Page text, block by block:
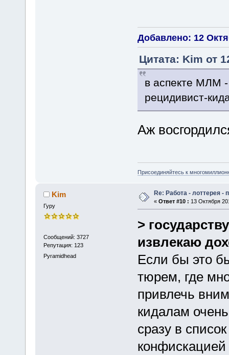
Добавлено: 12
Цитата: Kim от
в аспекте МЛМ -
рецидивист-
Аж
Присоединяйтесь к
Kim
Гуру
Сообщений: 3727
Репутация: 123
Pyramidhead
Re: Работа - лоттерея -
« Ответ #10 : 13 Октября
>
извлекаю
Если бы это
тюрем, где
привлечь
кидалам
сразу в